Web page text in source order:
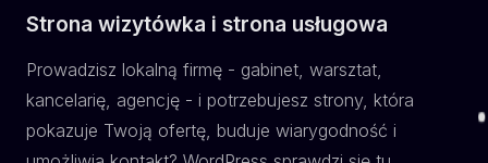
Strona wizytówka i strona usługowa
Prowadzisz lokalną firmę - gabinet, warsztat,
kancelarię, agencję - i potrzebujesz strony, która
pokazuje Twoją ofertę, buduje wiarygodność i